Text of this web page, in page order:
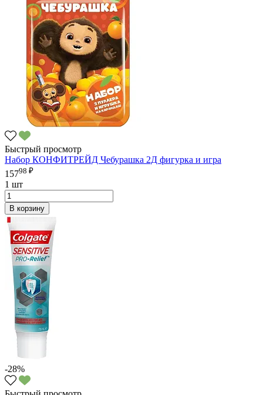
Быстрый просмотр
Набор КОНФИТРЕЙД Чебурашка 2Д фигурка и игра
15798 ₽
1 шт
В корзину
-28%